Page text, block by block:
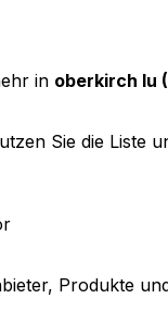
in oberkirch lu
Sie die Liste
Produkte